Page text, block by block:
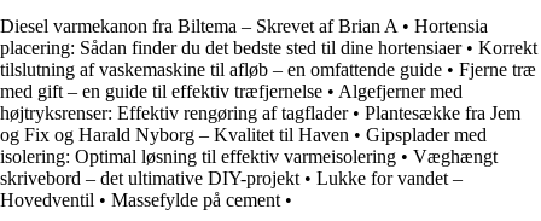
Diesel varmekanon fra Biltema – Skrevet af Brian A • Hortensia
placering: Sådan finder du det bedste sted til dine hortensiaer• Korrekt
tilslutning af vaskemaskine til afløb – en omfattende guide • Fjerne træ
med gift – en guide til effektiv træfjernelse • Algefjerner med
højtryksrenser: Effektiv rengøring af tagflader• Plantesække fra Jem
og Fix og Harald Nyborg – Kvalitet til Haven • Gipsplader med
isolering: Optimal løsning til effektiv varmeisolering • Væghængt
skrivebord – det ultimative DIY-projekt • Lukke for vandet –
Hovedventil • Massefylde på cement •